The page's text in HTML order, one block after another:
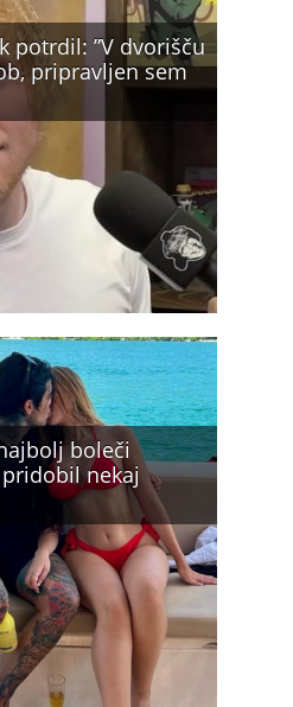
potrdil: ”V dvorišču
pripravljen sem
boleči
nekaj